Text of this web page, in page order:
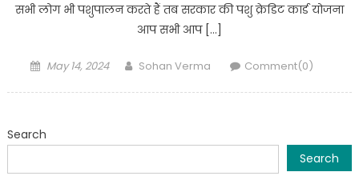
सभी लोग भी पशुपालन करते हैं तब सरकार की पशु क्रेडिट कार्ड योजना
आप सभी आप […]
Posted
May 14, 2024 Author
Sohan Verma Comment(0)
Search
Search